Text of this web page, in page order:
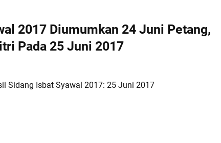
2017 Diumumkan 24 Juni Petang,
Pada 25 Juni 2017
Sidang Isbat Syawal 2017: 25 Juni 2017